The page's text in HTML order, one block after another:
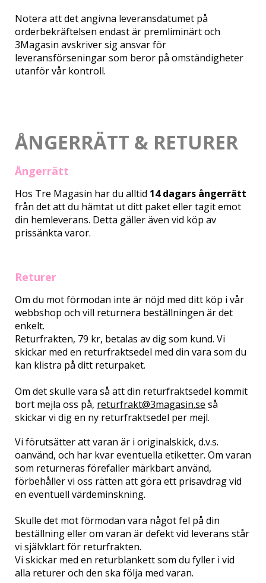
Notera att det angivna leveransdatumet på
orderbekräftelsen endast är premliminärt och
3Magasin avskriver sig ansvar för
leveransförseningar som beror på omständigheter
utanför vår kontroll.
ÅNGERRÄTT & RETURER
Ångerrätt
Hos Tre Magasin har du alltid 14 dagars ångerrätt
från det att du hämtat ut ditt paket eller tagit emot
din hemleverans. Detta gäller även vid köp av
prissänkta varor.
Returer
Om du mot förmodan inte är nöjd med ditt köp i vår
webbshop och vill returnera beställningen är det
enkelt.
Returfrakten, 79 kr, betalas av dig som kund. Vi
skickar med en returfraktsedel med din vara som du
kan klistra på ditt returpaket.
Om det skulle vara så att din returfraktsedel kommit
bort mejla oss på, returfrakt@3magasin.se så
skickar vi dig en ny returfraktsedel per mejl.
Vi förutsätter att varan är i originalskick, d.v.s.
oanvänd, och har kvar eventuella etiketter. Om varan
som returneras förefaller märkbart använd,
förbehåller vi oss rätten att göra ett prisavdrag vid
en eventuell värdeminskning.
Skulle det mot förmodan vara något fel på din
beställning eller om varan är defekt vid leverans står
vi självklart för returfrakten.
Vi skickar med en returblankett som du fyller i vid
alla returer och den ska följa med varan.